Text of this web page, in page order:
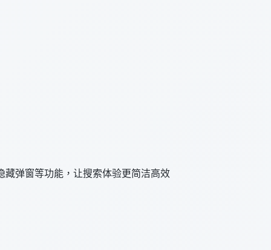
弹窗等功能，让搜索体验更简洁高效